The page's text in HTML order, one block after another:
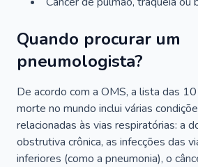
Quando procurar um
pneumologista?
De acordo com a OMS, a lista das
morte no mundo inclui várias
relacionadas às vias respiratórias: a
obstrutiva crônica, as infecções das
inferiores (como a pneumonia), o